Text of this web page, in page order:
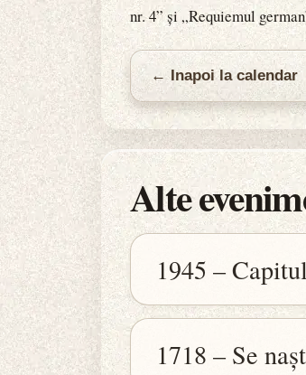
nr. 4” și „Requiemul
← Inapoi la calendar
Alte
1945 –
1718 – Se